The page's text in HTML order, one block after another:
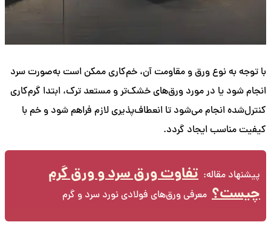
با توجه به نوع ورق و مقاومت آن، خم‌کاری ممکن است به‌صورت سرد
انجام شود یا در مورد ورق‌های خشک‌تر و مستعد ترک، ابتدا گرم‌کاری
کنترل‌شده انجام می‌شود تا انعطاف‌پذیری لازم فراهم شود و خم با
کیفیت مناسب ایجاد گردد.
پیشنهاد مقاله: تفاوت ورق سرد و ورق گرم
چیست؟ معرفی ورق‌های فولادی نورد سرد و گرم